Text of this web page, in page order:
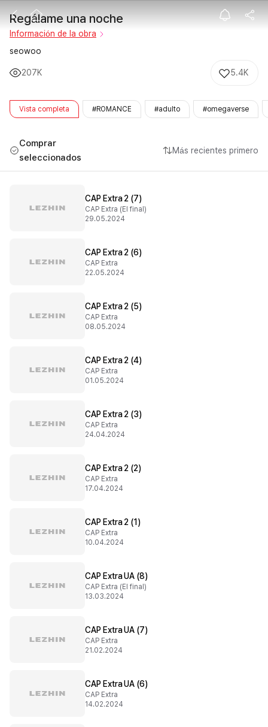
Regálame una
Regálame una noche
Información de la obra
seowoo
207K 5.4K
Vista completa #ROMANCE #adulto #omegaverse
Comprar
seleccionados
Más recientes primero
CAP Extra 2 (7)
CAP Extra (El final)
29.05.2024
CAP Extra 2 (6)
CAP Extra
22.05.2024
CAP Extra 2 (5)
CAP Extra
08.05.2024
CAP Extra 2 (4)
CAP Extra
01.05.2024
CAP Extra 2 (3)
CAP Extra
24.04.2024
CAP Extra 2 (2)
CAP Extra
17.04.2024
CAP Extra 2 (1)
CAP Extra
10.04.2024
CAP Extra UA (8)
CAP Extra (El final)
13.03.2024
CAP Extra UA (7)
CAP Extra
21.02.2024
CAP Extra UA (6)
CAP Extra
14.02.2024